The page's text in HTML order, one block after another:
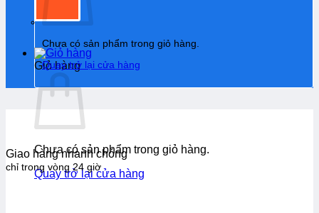
Giỏ hàng
Chưa có sản phẩm trong giỏ hàng.
Quay trở lại cửa hàng
Chưa có sản phẩm trong giỏ hàng.
Quay trở lại cửa hàng
Giao hàng nhanh chóng
chỉ trong vòng 24 giờ